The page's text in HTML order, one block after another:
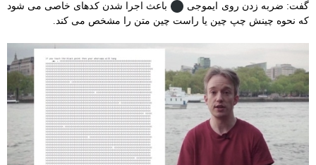
گفت: ضربه زدن روی ایموجی
باعث اجرا شدن کدهای خاصی می شود
که نحوه چینش چپ چین یا راست چین متن را مشخص می کند.